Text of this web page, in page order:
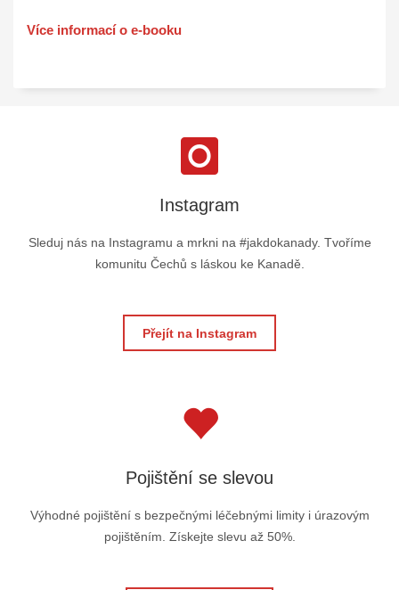
Více informací o e-booku
Instagram
Sleduj nás na Instagramu a mrkni na #jakdokanady. Tvoříme
komunitu Čechů s láskou ke Kanadě.
Přejít na Instagram
Pojištění se slevou
Výhodné pojištění s bezpečnými léčebnými limity i úrazovým
pojištěním. Získejte slevu až 50%.